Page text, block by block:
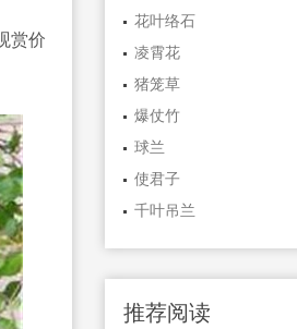
赏价
花叶络石
凌霄花
猪笼草
爆仗竹
球兰
使君子
千叶吊兰
推荐阅读